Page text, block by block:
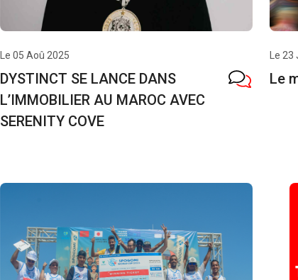
Le 05 Aoû 2025
DYSTINCT SE LANCE DANS
L’IMMOBILIER AU MAROC AVEC
SERENITY COVE
Le
Le